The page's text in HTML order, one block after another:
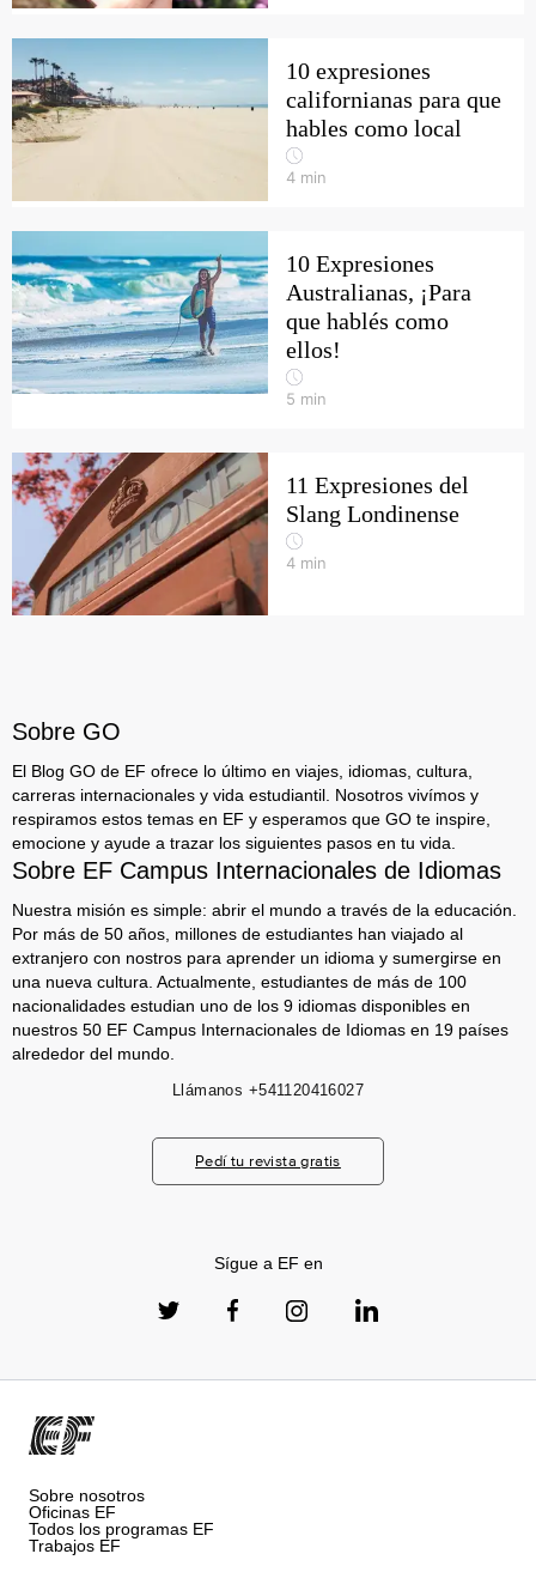
10 expresiones
californianas para que
hables como local
4 min
10 Expresiones
Australianas, ¡Para
que hablés como
ellos!
5 min
11 Expresiones del
Slang Londinense
4 min
Sobre GO
El Blog GO de EF ofrece lo último en viajes, idiomas, cultura,
carreras internacionales y vida estudiantil. Nosotros vivímos y
respiramos estos temas en EF y esperamos que GO te inspire,
emocione y ayude a trazar los siguientes pasos en tu vida.
Sobre EF Campus Internacionales de Idiomas
Nuestra misión es simple: abrir el mundo a través de la educación.
Por más de 50 años, millones de estudiantes han viajado al
extranjero con nostros para aprender un idioma y sumergirse en
una nueva cultura. Actualmente, estudiantes de más de 100
nacionalidades estudian uno de los 9 idiomas disponibles en
nuestros 50 EF Campus Internacionales de Idiomas en 19 países
alrededor del mundo.
Llámanos +541120416027
Pedí tu revista gratis
Sígue a EF en
Sobre nosotros
Oficinas EF
Todos los programas EF
Trabajos EF